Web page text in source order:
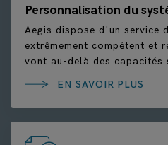
Personnalisation du
Aegis dispose d'un service
extrêmement compétent et
vont au-delà des capacités
EN SAVOIR PLUS